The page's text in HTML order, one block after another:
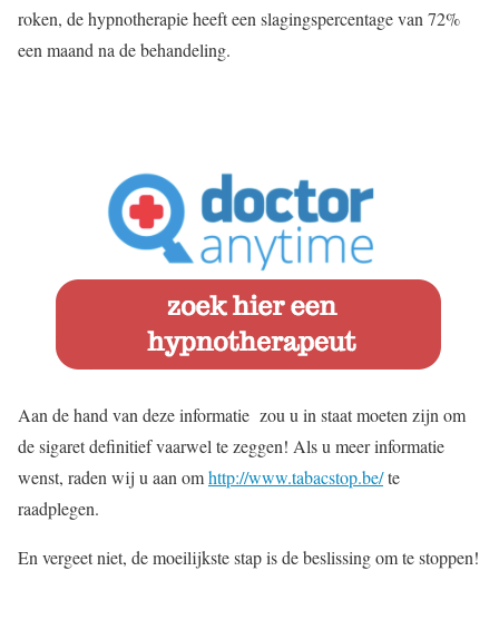
roken, de hypnotherapie heeft een slagingspercentage van 72%
een maand na de behandeling.
Aan de hand van deze informatie zou u in staat moeten zijn om
de sigaret definitief vaarwel te zeggen! Als u meer informatie
wenst, raden wij u aan omhttp://www.tabacstop.be/te
raadplegen.
En vergeet niet, de moeilijkste stap is de beslissing om te stoppen!